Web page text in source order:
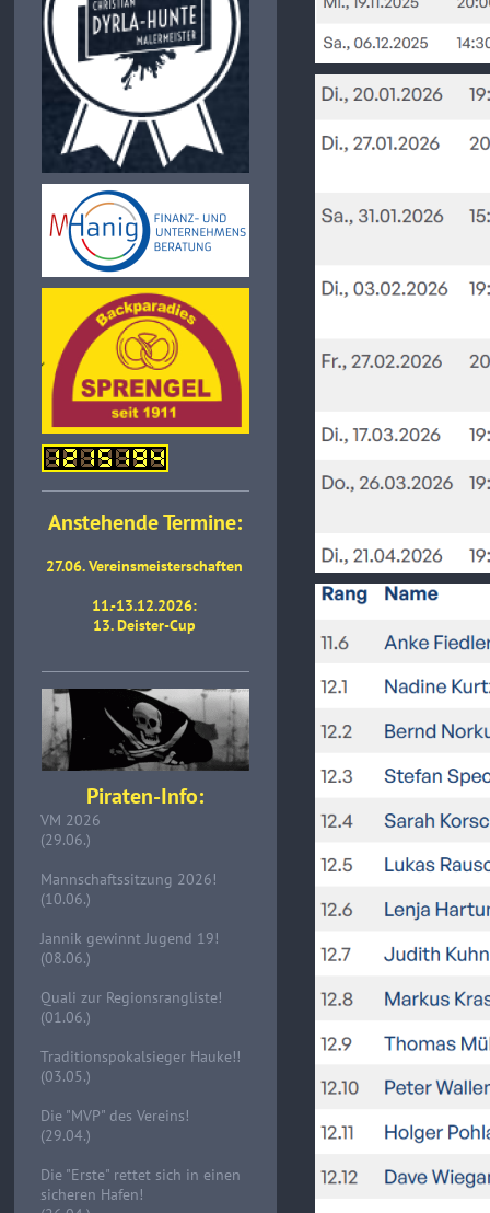
Anstehende Termine:
27.06. Vereinsmeisterschaften
11.-13.12.2026:
13. Deister-Cup
Piraten-Info:
VM 2026
(29.06.)
Mannschaftssitzung 2026!
(10.06.)
Jannik gewinnt Jugend 19!
(08.06.)
Quali zur Regionsrangliste!
(01.06.)
Traditionspokalsieger Hauke!!
(03.05.)
Die "MVP" des Vereins!
(29.04.)
Die "Erste" rettet sich in einen
sicheren Hafen!